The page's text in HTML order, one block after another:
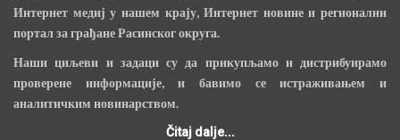
Интернет медиј у нашем крају, Интернет новине и регионални
портал за грађане Расинског округа.
Наши циљеви и задаци су да прикупљамо и дистрибуирамо
проверене информације, и бавимо се истраживањем и
аналитичким новинарством.
Čitaj dalje...